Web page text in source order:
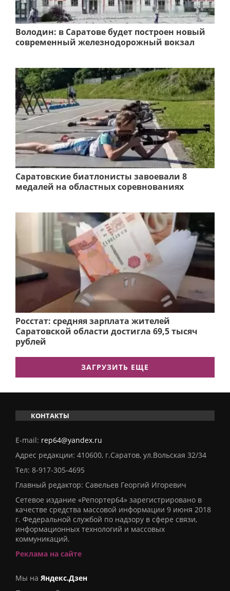
Володин: в Саратове будет построен новый
современный железнодорожный вокзал
Саратовские биатлонисты завоевали 8
медалей на областных соревнованиях
Росстат: средняя зарплата жителей
Саратовской области достигла 69,5 тысяч
рублей
ЗАГРУЗИТЬ ЕЩЕ
КОНТАКТЫ
E-mail: rep64@yandex.ru
Адрес редакции: 410600, г.Саратов, ул.Вольская 32/34
Тел: 8-917-305-4695
Главный редактор: Савельев Георгий Игоревич
Сетевое издание «Репортер64» зарегистрировано в
качестве средства массовой информации 9 июня 2018
г. Федеральной службой по надзору в сфере связи,
информационных технологий и массовых
коммуникаций.
Реклама на сайте
Мы на Яндекс.Дзен